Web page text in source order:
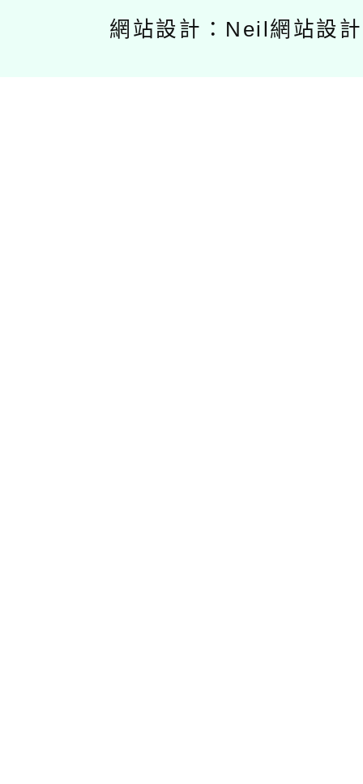
網站設計：Neil網站設